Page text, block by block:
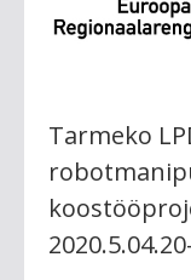
Tarmeko